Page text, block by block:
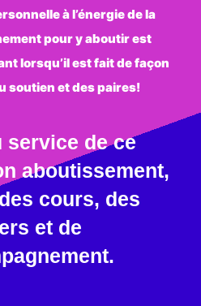
à l’énergie de la
pour y aboutir est
lorsqu’il est fait de façon
soutien et des paires!
service de ce
aboutissement,
cours, des
et de